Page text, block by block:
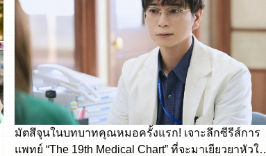
มัตสึจุนในบทบาทคุณหมอครั้งแรก! เจาะลึกซีรีส์การ
แพทย์ “The 19th Medical Chart” ที่จะมาเยียวยาหัวใจ